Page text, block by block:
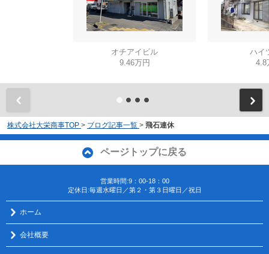
オチアイビル
9.46万円
ハイ
4.8
株式会社大栄商事TOP > ブログ記事一覧 > 飛石連休
ページトップに戻る
営業時間:9：00-18：00
定休日:毎週水曜日／第２・第３日曜日／祝日
ホーム
会社概要